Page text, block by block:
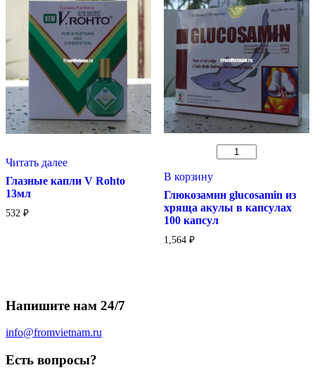
Читать далее
Глазные капли V Rohto
13мл
532 ₽
Количество
товара
из
хряща
акулы
В корзину
Глюкозамин glucosamin из
хряща акулы в капсулах
100 капсул
1,564 ₽
Напишите нам 24/7
info@fromvietnam.ru
Есть вопросы?